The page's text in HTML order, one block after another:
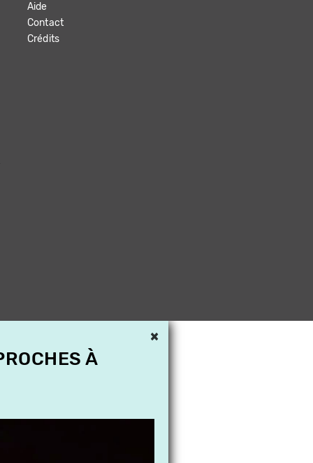
Aide
Contact
Crédits